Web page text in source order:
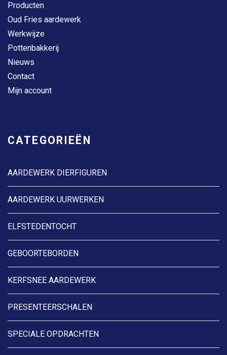
Producten
Oud Fries aardewerk
Werkwijze
Pottenbakkerij
Nieuws
Contact
Mijn account
CATEGORIEËN
AARDEWERK DIERFIGUREN
AARDEWERK UURWERKEN
ELFSTEDENTOCHT
GEBOORTEBORDEN
KERFSNEE AARDEWERK
PRESENTEERSCHALEN
SPECIALE OPDRACHTEN